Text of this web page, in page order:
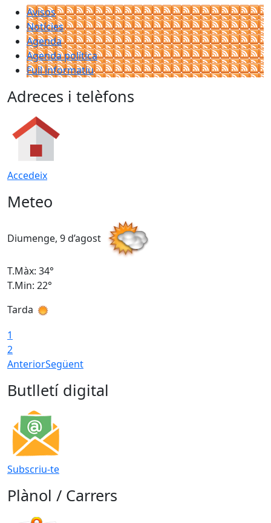
Avisos
Notícies
Agenda
Agenda política
Full informatiu
Adreces i telèfons
Accedeix
Meteo
Diumenge, 9 d’agost
T.Màx: 34°
T.Min: 22°
Tarda
1
2
AnteriorSegüent
Butlletí digital
Subscriu-te
Plànol / Carrers